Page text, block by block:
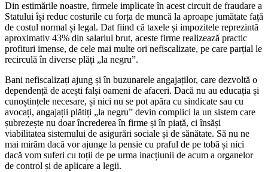
Din estimările noastre, firmele implicate în acest circuit de fraudare a
Statului își reduc costurile cu forța de muncă la aproape jumătate față
de costul normal și legal. Dat fiind că taxele și impozitele reprezintă
aproximativ 43% din salariul brut, aceste firme realizează practic
profituri imense, de cele mai multe ori nefiscalizate, pe care parțial le
recirculă în diverse plăți „la negru”.
Bani nefiscalizați ajung și în buzunarele angajaților, care dezvoltă o
dependență de acești falși oameni de afaceri. Dacă nu au educația și
cunoștințele necesare, și nici nu se pot apăra cu sindicate sau cu
avocați, angajații plătiți „la negru” devin complici la un sistem care
șubrezește nu doar încrederea în firme și în piață, ci însăși
viabilitatea sistemului de asigurări sociale și de sănătate. Să nu ne
mai mirăm dacă vor ajunge la pensie cu praful de pe tobă și nici
dacă vom suferi cu toții de pe urma inacțiunii de acum a organelor
de control și de aplicare a legii.